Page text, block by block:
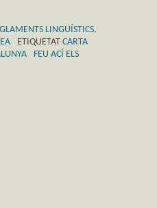
LINGÜÍSTICS,
ETIQUETAT CARTA
FEU ACÍ ELS